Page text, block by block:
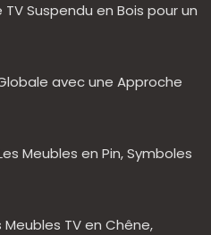
Suspendu en Bois pour un
avec une Approche
Meubles en Pin, Symboles
TV en Chêne,